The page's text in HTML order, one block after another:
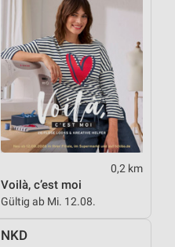
0,2 km
Voilà, c’est moi
Gültig ab Mi. 12.08.
NKD